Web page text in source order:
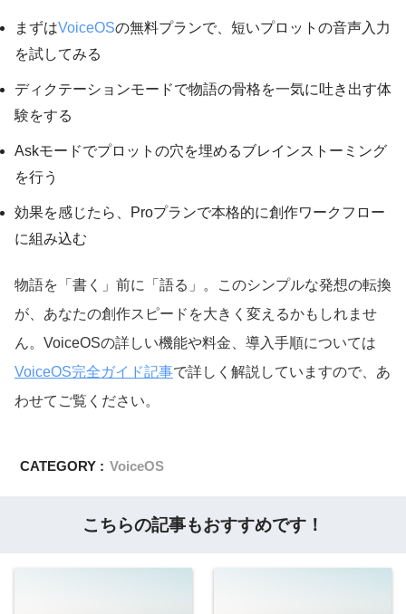
まずはVoiceOSの無料プランで、短いプロットの音声入力
を試してみる
ディクテーションモードで物語の骨格を一気に吐き出す体
験をする
Askモードでプロットの穴を埋めるブレインストーミング
を行う
効果を感じたら、Proプランで本格的に創作ワークフロー
に組み込む
物語を「書く」前に「語る」。このシンプルな発想の転換
が、あなたの創作スピードを大きく変えるかもしれませ
ん。VoiceOSの詳しい機能や料金、導入手順については
VoiceOS完全ガイド記事で詳しく解説していますので、あ
わせてご覧ください。
CATEGORY : VoiceOS
こちらの記事もおすすめです！